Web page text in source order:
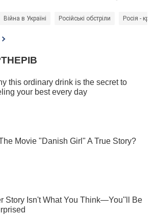
Війна в Україні Російські обстріли Росія -